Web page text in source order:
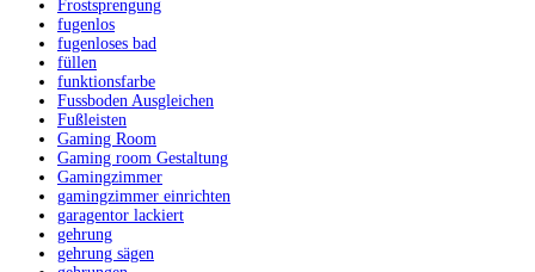
Frostsprengung
fugenlos
fugenloses bad
füllen
funktionsfarbe
Fussboden Ausgleichen
Fußleisten
Gaming Room
Gaming room Gestaltung
Gamingzimmer
gamingzimmer einrichten
garagentor lackiert
gehrung
gehrung sägen